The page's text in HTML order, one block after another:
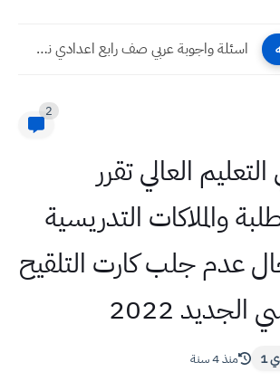
اسئلة واجوبة عربي صف رابع اعدادي نصف السنة 2022 نهاية...
2
العالي تقرر
والملاكات التدريسية
عدم جلب كارت التلقيح
2022
1 منذ 4 سنة